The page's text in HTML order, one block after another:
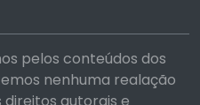
pelos conteúdos dos
nenhuma realação
autorais e